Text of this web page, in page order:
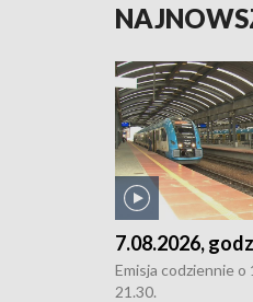
7.08.2026,
Emisja codziennie o
21.30.